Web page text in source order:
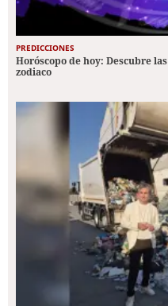
PREDICCIONES
Horóscopo de hoy: Descubre
zodiaco